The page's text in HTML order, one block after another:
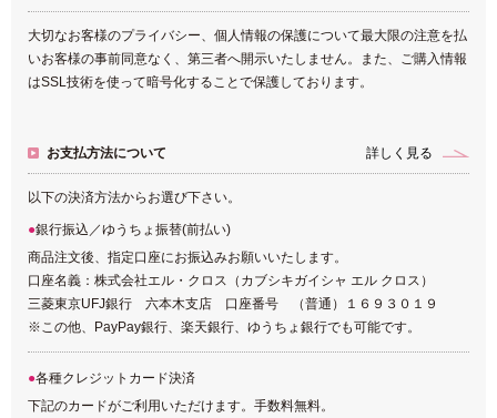
大切なお客様のプライバシー、個人情報の保護について最大限の注意を払
いお客様の事前同意なく、第三者へ開示いたしません。また、ご購入情報
はSSL技術を使って暗号化することで保護しております。
お支払方法について 詳しく見る
以下の決済方法からお選び下さい。
銀行振込／ゆうちょ振替(前払い)
商品注文後、指定口座にお振込みお願いいたします。
口座名義：株式会社エル・クロス（カブシキガイシャ エル クロス）
三菱東京UFJ銀行 六本木支店 口座番号 （普通）１６９３０１９
※この他、PayPay銀行、楽天銀行、ゆうちょ銀行でも可能です。
各種クレジットカード決済
下記のカードがご利用いただけます。手数料無料。